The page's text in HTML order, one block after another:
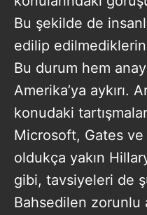
Bu şekilde de
edilip
Bu durum hem
Amerika’ya aykırı.
konudaki
Microsoft, Gates ve
oldukça yakın
gibi, tavsiyeleri de
Bahsedilen zorunlu